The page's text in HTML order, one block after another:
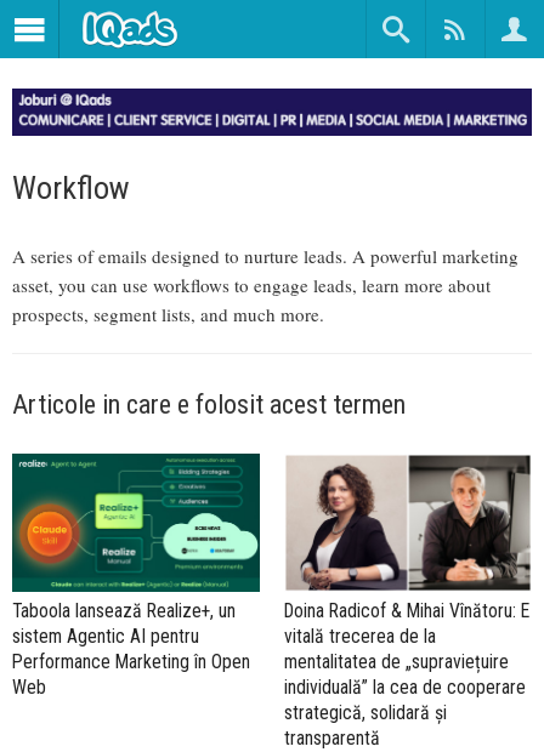
Workflow
A series of emails designed to nurture leads. A powerful marketing
asset, you can use workflows to engage leads, learn more about
prospects, segment lists, and much more.
Articole in care e folosit acest termen
Taboola lansează Realize+, un
sistem Agentic AI pentru
Performance Marketing în Open
Web
Doina Radicof & Mihai Vînătoru: E
vitală trecerea de la
mentalitatea de „supraviețuire
individuală” la cea de cooperare
strategică, solidară și
transparentă